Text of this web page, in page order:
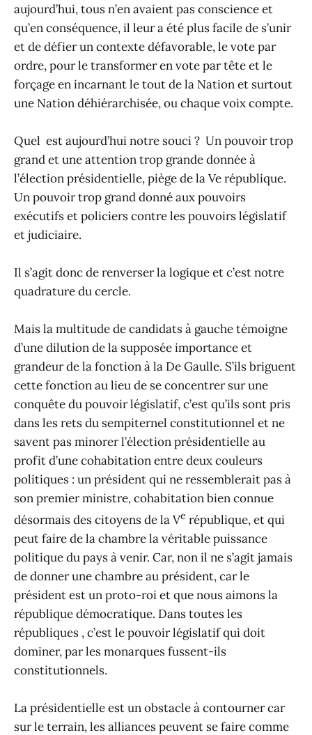
aujourd’hui, tous n’en avaient pas conscience et
qu’en conséquence, il leur a été plus facile de s’unir
et de défier un contexte défavorable, le vote par
ordre, pour le transformer en vote par tête et le
forçage en incarnant le tout de la Nation et surtout
une Nation déhiérarchisée, ou chaque voix compte.
Quel est aujourd’hui notre souci ? Un pouvoir trop
grand et une attention trop grande donnée à
l’élection présidentielle, piège de la Ve république.
Un pouvoir trop grand donné aux pouvoirs
exécutifs et policiers contre les pouvoirs législatif
et judiciaire.
Il s’agit donc de renverser la logique et c’est notre
quadrature du cercle.
Mais la multitude de candidats à gauche témoigne
d’une dilution de la supposée importance et
grandeur de la fonction à la De Gaulle. S’ils briguent
cette fonction au lieu de se concentrer sur une
conquête du pouvoir législatif, c’est qu’ils sont pris
dans les rets du sempiternel constitutionnel et ne
savent pas minorer l’élection présidentielle au
profit d’une cohabitation entre deux couleurs
politiques : un président qui ne ressemblerait pas à
son premier ministre, cohabitation bien connue
désormais des citoyens de la Ve république, et qui
peut faire de la chambre la véritable puissance
politique du pays à venir. Car, non il ne s’agit jamais
de donner une chambre au président, car le
président est un proto-roi et que nous aimons la
république démocratique. Dans toutes les
républiques , c’est le pouvoir législatif qui doit
dominer, par les monarques fussent-ils
constitutionnels.
La présidentielle est un obstacle à contourner car
sur le terrain, les alliances peuvent se faire comme